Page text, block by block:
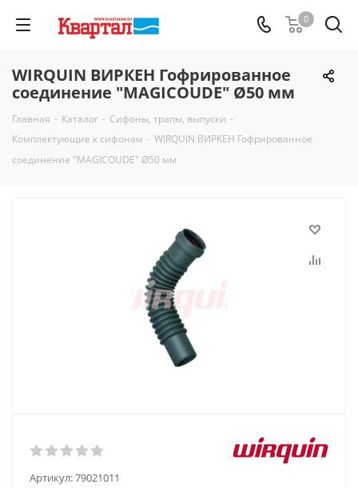
0
WIRQUIN ВИРКЕН Гофрированное
соединение "MAGICOUDE" Ø50 мм
Главная - Каталог - Сифоны, трапы, выпуски -
Комплектующие к сифонам - WIRQUIN ВИРКЕН Гофрированное
соединение "MAGICOUDE" Ø50 мм
Артикул:79021011